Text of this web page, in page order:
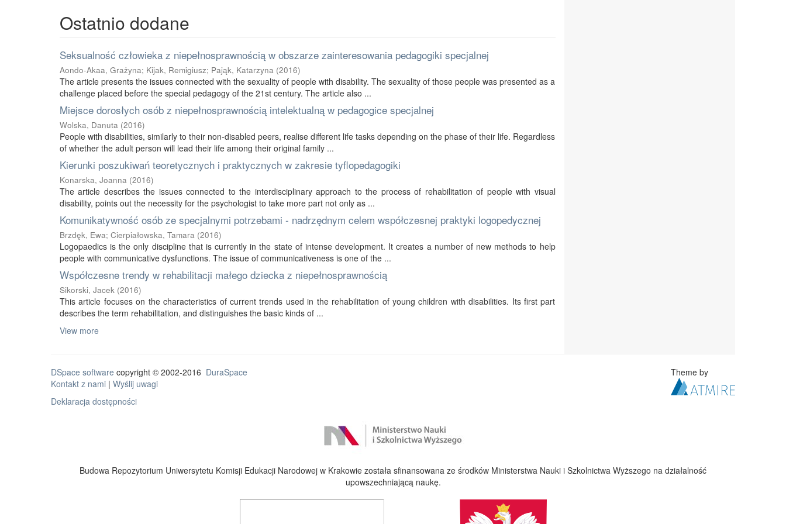
Ostatnio dodane
Seksualność człowieka z niepełnosprawnością w obszarze zainteresowania pedagogiki specjalnej
Aondo-Akaa, Grażyna; Kijak, Remigiusz; Pająk, Katarzyna (2016)
The article presents the issues connected with the sexuality of people with disability. The sexuality of those people was presented as a
challenge placed before the special pedagogy of the 21st century. The article also ...
Miejsce dorosłych osób z niepełnosprawnością intelektualną w pedagogice specjalnej
Wolska, Danuta (2016)
People with disabilities, similarly to their non-disabled peers, realise different life tasks depending on the phase of their life. Regardless
of whether the adult person will lead their life among their original family ...
Kierunki poszukiwań teoretycznych i praktycznych w zakresie tyflopedagogiki
Konarska, Joanna (2016)
The article describes the issues connected to the interdisciplinary approach to the process of rehabilitation of people with visual
disability, points out the necessity for the psychologist to take more part not only as ...
Komunikatywność osób ze specjalnymi potrzebami - nadrzędnym celem współczesnej praktyki logopedycznej
Brzdęk, Ewa; Cierpiałowska, Tamara (2016)
Logopaedics is the only discipline that is currently in the state of intense development. It creates a number of new methods to help
people with communicative dysfunctions. The issue of communicativeness is one of the ...
Współczesne trendy w rehabilitacji małego dziecka z niepełnosprawnością
Sikorski, Jacek (2016)
This article focuses on the characteristics of current trends used in the rehabilitation of young children with disabilities. Its first part
describes the term rehabilitation, and distinguishes the basic kinds of ...
View more
DSpace software copyright © 2002-2016 DuraSpace
Kontakt z nami | Wyślij uwagi
Deklaracja dostępności
Theme by
Budowa Repozytorium Uniwersytetu Komisji Edukacji Narodowej w Krakowie została sfinansowana ze środków Ministerstwa Nauki i Szkolnictwa Wyższego na działalność
upowszechniającą naukę.